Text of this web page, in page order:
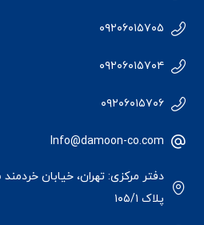
۰۹۲۰۶۰۱۵۷۰۵
۰۹۲۰۶۰۱۵۷۰۴
۰۹۲۰۶۰۱۵۷۰۶
Info@damoon-co.com
دفتر مرکزی: تهران، خیابان
پلاک ۱۰۵/۱